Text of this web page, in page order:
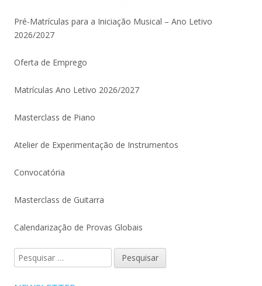
Pré-Matrículas para a Iniciação Musical – Ano Letivo
2026/2027
Oferta de Emprego
Matrículas Ano Letivo 2026/2027
Masterclass de Piano
Atelier de Experimentação de Instrumentos
Convocatória
Masterclass de Guitarra
Calendarização de Provas Globais
Pesquisar
por: